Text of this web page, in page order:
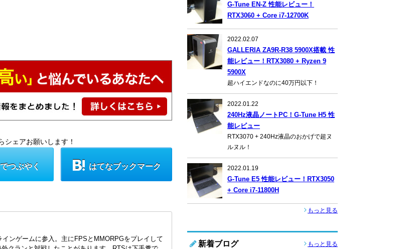
シェアお願いします！
つぶやく はてなブックマーク
ンゲームに参入。主にFPSとMMORPGをプレイして
G-Tune EN-Z 性能レビュー！
RTX3060 + Core i7-12700K
2022.02.07
GALLERIA ZA9R-R38 5900X搭載 性
能レビュー！RTX3080 + Ryzen 9
5900X
超ハイエンドなのに40万円以下！
2022.01.22
240Hz液晶ノートPC！G-Tune H5 性
能レビュー
RTX3070 + 240Hz液晶のおかげで超ヌ
ルヌル！
2022.01.19
G-Tune E5 性能レビュー！RTX3050
+ Core i7-11800H
もっと見る
新着ブログ もっと見る